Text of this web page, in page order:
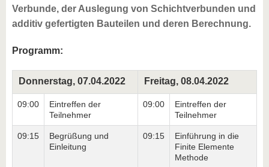
Verbunde, der Auslegung von Schichtverbunden und
additiv gefertigten Bauteilen und deren Berechnung.
Programm:
Donnerstag, 07.04.2022 Freitag, 08.04.2022
09:00
Eintreffen der
Teilnehmer
09:00
Eintreffen der
Teilnehmer
09:15
Begrüßung und
Einleitung
09:15
Einführung in die
Finite Elemente
Methode